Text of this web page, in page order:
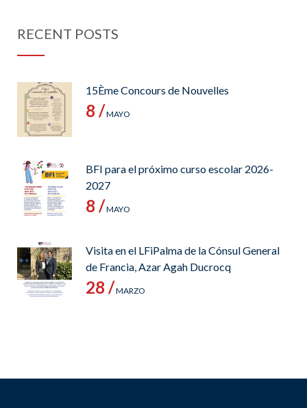
RECENT POSTS
15Ème Concours de Nouvelles
8 /MAYO
BFI para el próximo curso escolar 2026-
2027
8 /MAYO
Visita en el LFiPalma de la Cónsul General
de Francia, Azar Agah Ducrocq
28 /MARZO